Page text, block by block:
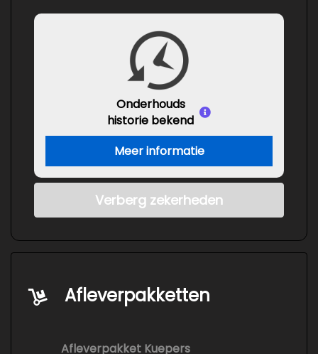
Onderhouds
historie bekend
Meer informatie
Verberg zekerheden
Afleverpakketten
Afleverpakket Kuepers